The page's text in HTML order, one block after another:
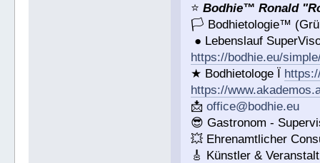
⭐️Bodhie™ Ronald
🏳 Bodhietologie™
● Lebenslauf
https://bodhie.eu/
★ Bodhietologe Ï
https://
📩office@bodhie.eu
😎 Gastronom -
💥 Ehrenamtlicher
🎸 Künstler &